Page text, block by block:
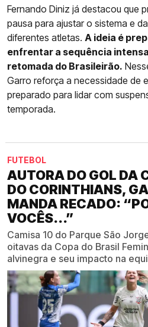
Fernando Diniz já destacou que
pausa para ajustar o sistema e
diferentes atletas. A ideia é
enfrentar a sequência
retomada do Brasileirão.
Garro reforça a necessidade de
preparado para lidar com
temporada.
FUTEBOL
AUTORA DO GOL DA
DO CORINTHIANS,
MANDA RECADO:
VOCÊS...”
Camisa 10 do Parque São
oitavas da Copa do Brasil
alvinegra e seu impacto na